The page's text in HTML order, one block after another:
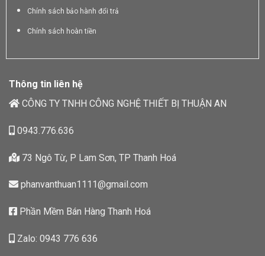
Chính sách bảo hành đổi trả
Chính sách hoàn tiền
Thông tin liên hệ
CÔNG TY TNHH CÔNG NGHỆ THIẾT BỊ THUẬN AN
0943.776.636
73 Ngô Từ, P Lam Sơn, TP Thanh Hoá
phanvanthuan1111@gmail.com
Phần Mềm Bán Hàng Thanh Hoá
Zalo: 0943 776 636